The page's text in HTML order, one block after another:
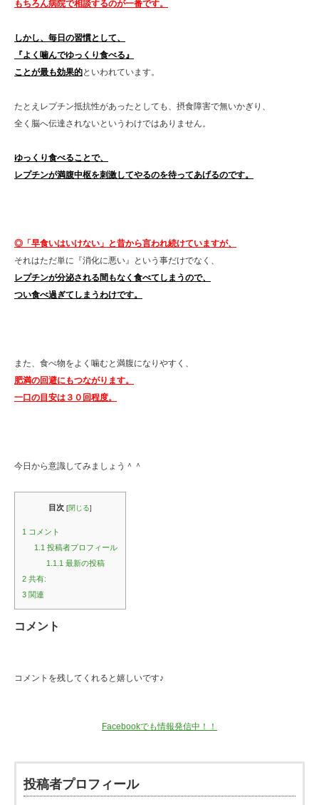
もちろん病院で相談するのが一番です。
しかし、毎日の習慣として、
『よく噛んでゆっくり食べる』
ことが最も効果的といわれています。
たとえレプチン抵抗性があったとしても、摂食障害で無いかぎり、
全く脳へ伝達されないというわけではありません。
ゆっくり食べることで、
レプチンが満腹中枢を刺激してやるのを待ってあげるのです。
◎「早食いはいけない」と昔から言われ続けていますが、
それはただ単に『消化に悪い』という事だけでなく、
レプチンが分泌される間もなく食べてしまうので、
つい食べ過ぎてしまうわけです。
また、食べ物をよく噛むと満腹になりやすく、
肥満の回避にもつながります。
一口の目安は３０回程度。
今日から意識してみましょう＾＾
目次 [閉じる]
1 コメント
1.1 投稿者プロフィール
1.1.1 最新の投稿
2 共有:
3 関連
コメント
コメントを残してくれると嬉しいです♪
Facebookでも情報発信中！！
投稿者プロフィール